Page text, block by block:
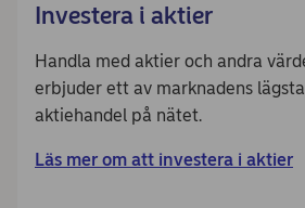
Investera i aktier
Handla med aktier och andra
erbjuder ett av marknadens
aktiehandel på nätet.
Läs mer om att investera i aktier